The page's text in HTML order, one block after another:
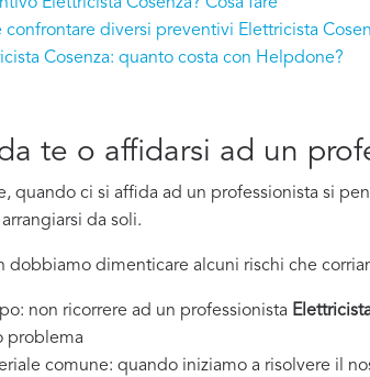
Elettricista Cosenza? Cosa fare
confrontare diversi preventivi Elettricista
Cosenza: quanto costa con Helpdone?
te o affidarsi ad un
quando ci si affida ad un professionista si
da soli.
dobbiamo dimenticare alcuni rischi che
non ricorrere ad un professionista
problema
comune: quando iniziamo a risolvere il